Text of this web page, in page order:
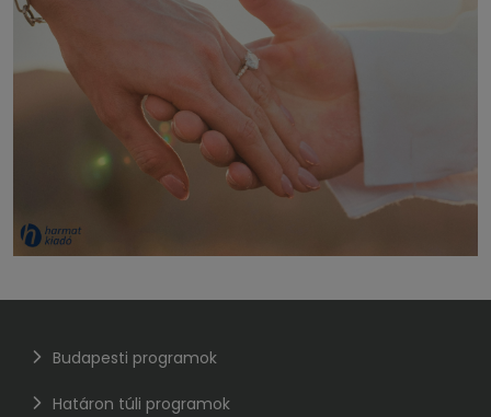
Budapesti programok
Határon túli programok